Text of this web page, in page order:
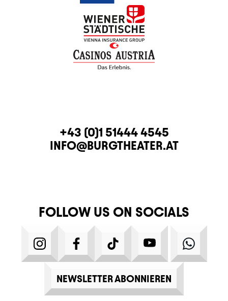
CONTACTTELEPHONE
+43 (0)1 51444 4545
E-MAIL
INFO@BURGTHEATER.AT
FOLLOW US ON SOCIALS
INSTAGRAMFACEBOOKTIKTOK YOUTUBE
NEWSLETTER ABONNIEREN